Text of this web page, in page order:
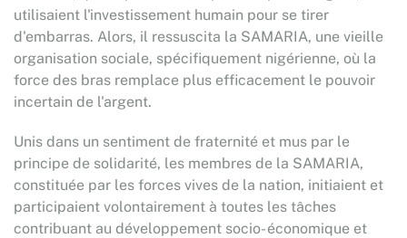
utilisaient l'investissement humain pour se tirer
d'embarras. Alors, il ressuscita la SAMARIA, une vieille
organisation sociale, spécifiquement nigérienne, où la
force des bras remplace plus efficacement le pouvoir
incertain de l'argent.
Unis dans un sentiment de fraternité et mus par le
principe de solidarité, les membres de la SAMARIA,
constituée par les forces vives de la nation, initiaient et
participaient volontairement à toutes les tâches
contribuant au développement socio- économique et